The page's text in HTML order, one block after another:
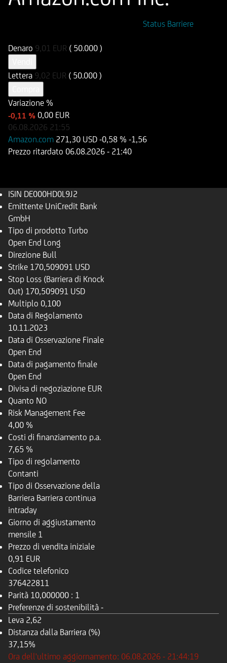
Status Barriere
Denaro 9,01 EUR ( 50.000 )
Lettera 9,02 EUR ( 50.000 )
Variazione %
-0,11 % 0,00 EUR
06.08.2026 21:55
Amazon.com 271,30 USD -0,58 % -1,56
Prezzo ritardato 06.08.2026 - 21:40
ISIN DE000HD0L9J2
Emittente UniCredit Bank
GmbH
Tipo di prodotto Turbo
Open End Long
Direzione Bull
Strike 170,509091 USD
Stop Loss (Barriera di Knock
Out) 170,509091 USD
Multiplo 0,100
Data di Regolamento
10.11.2023
Data di Osservazione Finale
Open End
Data di pagamento finale
Open End
Divisa di negoziazione EUR
Quanto NO
Risk Management Fee
4,00 %
Costi di finanziamento p.a.
7,65 %
Tipo di regolamento
Contanti
Tipo di Osservazione della
Barriera Barriera continua
intraday
Giorno di aggiustamento
mensile 1
Prezzo di vendita iniziale
0,91 EUR
Codice telefonico
376422811
Parità 10,000000 : 1
Preferenze di sostenibilità -
Leva 2,62
Distanza dalla Barriera (%)
37,15%
Ora dell'ultimo aggiornamento: 06.08.2026 - 21:44:19